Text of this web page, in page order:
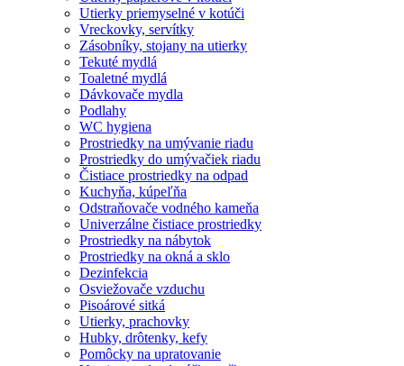
Utierky priemyselné v kotúči
Vreckovky, servítky
Zásobníky, stojany na utierky
Tekuté mydlá
Toaletné mydlá
Dávkovače mydla
Podlahy
WC hygiena
Prostriedky na umývanie riadu
Prostriedky do umývačiek riadu
Čistiace prostriedky na odpad
Kuchyňa, kúpeľňa
Odstraňovače vodného kameňa
Univerzálne čistiace prostriedky
Prostriedky na nábytok
Prostriedky na okná a sklo
Dezinfekcia
Osviežovače vzduchu
Pisoárové sitká
Utierky, prachovky
Hubky, drôtenky, kefy
Pomôcky na upratovanie